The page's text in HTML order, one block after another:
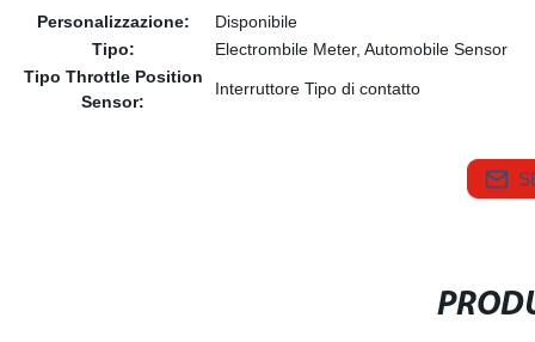
Personalizzazione:
Disponibile
Tipo:
Electrombile Meter, Automobile Sensor
Tipo Throttle Position
Sensor:
Interruttore Tipo di contatto